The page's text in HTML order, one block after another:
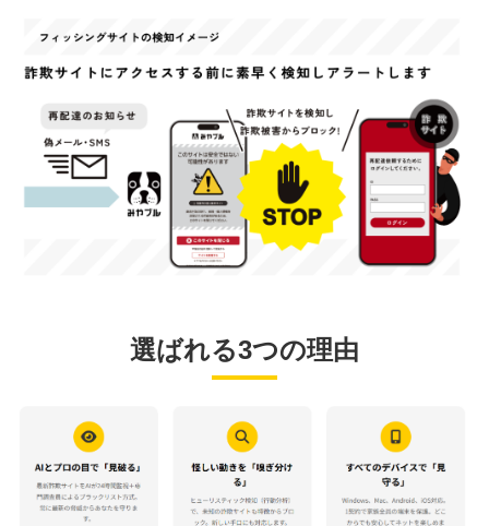
選ばれる3つの理由